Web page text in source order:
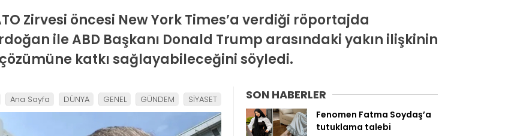
Zirvesi öncesi New York Times’a verdiği röportajda
ile ABD Başkanı Donald Trump arasındaki yakın ilişkinin
katkı sağlayabileceğini söyledi.
Ana Sayfa DÜNYA GENEL GÜNDEM SİYASET SON HABERLER
Fenomen Fatma Soydaş’a
tutuklama talebi